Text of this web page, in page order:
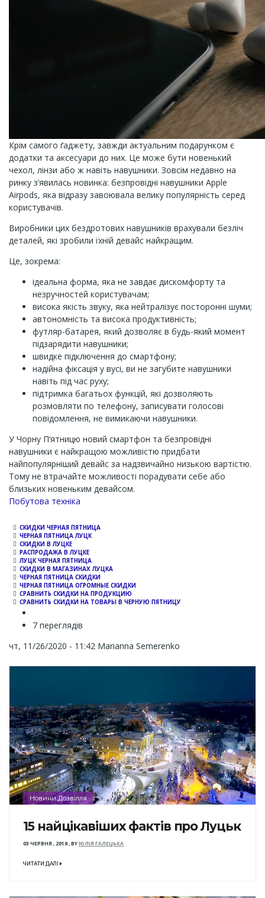
Крім самого ґаджету, завжди актуальним подарунком є
додатки та аксесуари до них. Це може бути новенький
чехол, лінзи або ж навіть навушники. Зовсім недавно на
ринку з’явилась новинка: безпровідні навушники Apple
Airpods, яка відразу завоювала велику популярність серед
користувачів.
Виробники цих бездротових навушників врахували безліч
деталей, які зробили їхній девайс найкращим.
Це, зокрема:
ідеальна форма, яка не завдає дискомфорту та
незручностей користувачам;
висока якість звуку, яка нейтралізує посторонні шуми;
автономність та висока продуктивність;
футляр-батарея, який дозволяє в будь-який момент
підзарядити навушники;
швидке підключення до смартфону;
надійна фіксація у вусі, ви не загубите навушники
навіть під час руху;
підтримка багатьох функцій, які дозволяють
розмовляти по телефону, записувати голосові
повідомлення, не вимикаючи навушники.
У Чорну П‘ятницю новий смартфон та безпровідні
навушники є найкращою можливістю придбати
найпопулярніший девайс за надзвичайно низькою вартістю.
Тому не втрачайте можливості порадувати себе або
близьких новеньким девайсом.
Channel
Побутова техніка
СКИДКИ ЧЕРНАЯ ПЯТНИЦА
ЧЕРНАЯ ПЯТНИЦА ЛУЦК
СКИДКИ В ЛУЦКЕ
РАСПРОДАЖА В ЛУЦКЕ
ЛУЦК ЧЕРНАЯ ПЯТНИЦА
СКИДКИ В МАГАЗИНАХ ЛУЦКА
ЧЕРНАЯ ПЯТНИЦА СКИДКИ
ЧЕРНАЯ ПЯТНИЦА ОГРОМНЫЕ СКИДКИ
СРАВНИТЬ СКИДКИ НА ПРОДУКЦИЮ
СРАВНИТЬ СКИДКИ НА ТОВАРЫ В ЧЕРНУЮ ПЯТНИЦУ
7 переглядів
чт, 11/26/2020 - 11:42 Marianna Semerenko
Новини Дозвілля
15 найцікавіших фактів про Луцьк
03 ЧЕРВНЯ , 2019,BYЮЛІЯ ГАЛЕЦЬКА
ЧИТАТИ ДАЛІ